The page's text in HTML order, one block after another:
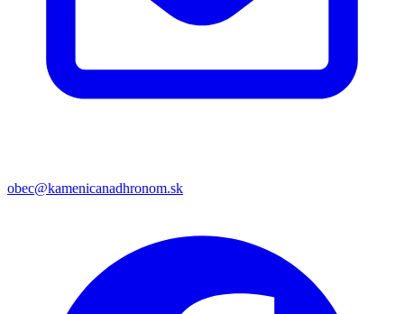
obec@kamenicanadhronom.sk